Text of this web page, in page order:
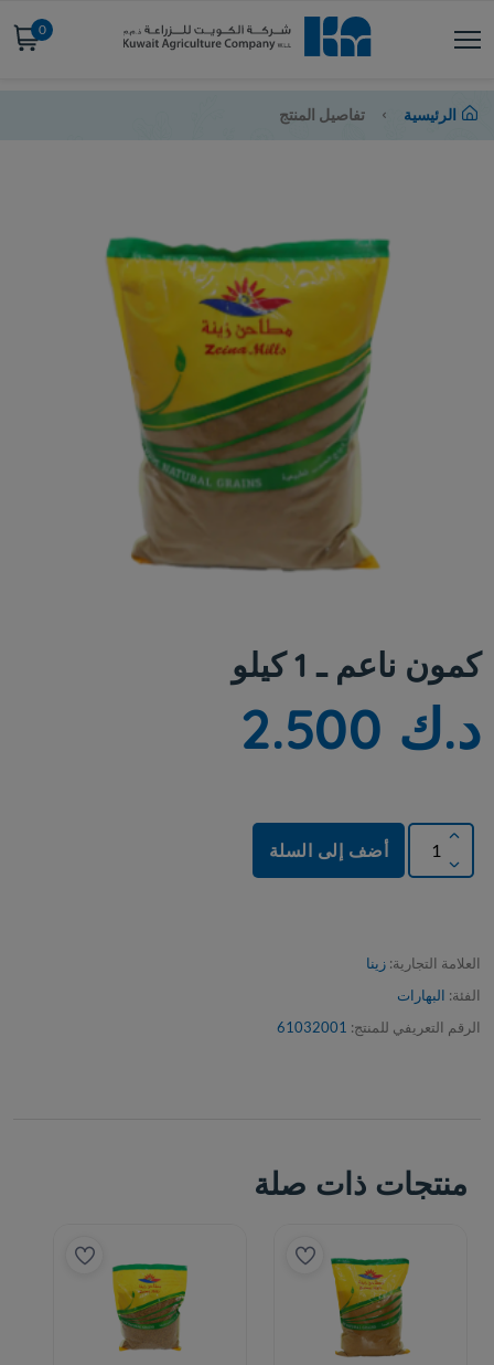
0
الرئيسية تفاصيل المنتج
كمون ناعم ـ 1 كيلو
د.ك 2.500
أضف إلى السلة
العلامة التجارية: زينا
الفئة: البهارات
الرقم التعريفي للمنتج: 61032001
منتجات ذات صلة